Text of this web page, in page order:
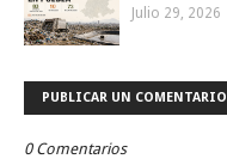
Julio 29, 2026
PUBLICAR UN COMENTARIO
0 Comentarios